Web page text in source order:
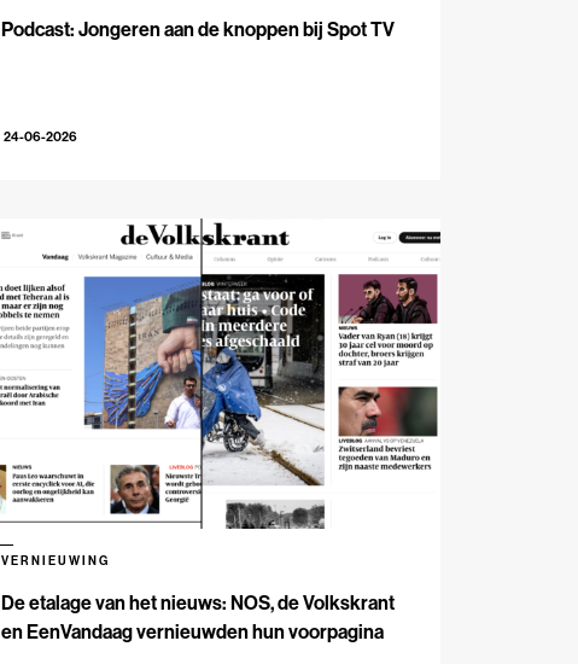
Podcast: Jongeren aan de knoppen bij Spot TV
24-06-2026
De etalage van het nieuws: NOS, de Volkskrant
en EenVandaag vernieuwden hun voorpagina
VERNIEUWING